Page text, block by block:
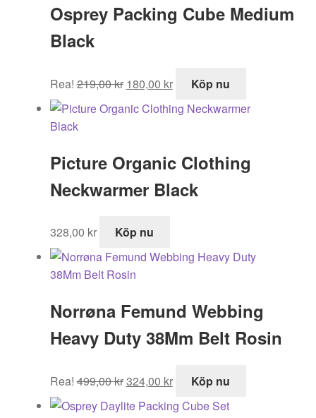
Osprey Packing Cube Medium
Black
Rea! 219,00kr
ursprungliga
priset
180,00 kr
nuvarande
priset
Köp nu
Picture Organic Clothing
Neckwarmer Black
328,00 kr Köp nu
Norrøna Femund Webbing
Heavy Duty 38Mm Belt Rosin
Rea! 499,00kr
ursprungliga
priset
324,00 kr
nuvarande
priset
Köp nu